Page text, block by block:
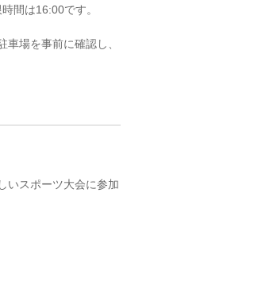
間は16:00です。
場を事前に確認し、
いスポーツ大会に参加